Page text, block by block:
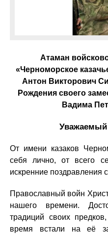
Атаман
«Черноморское
Антон Викторович
Рождения своего
Вадима
Уважаемый
От имени казаков
себя лично, от всего
искренние поздравления
Православный войн
нашего времени.
традиций своих
время встали на её